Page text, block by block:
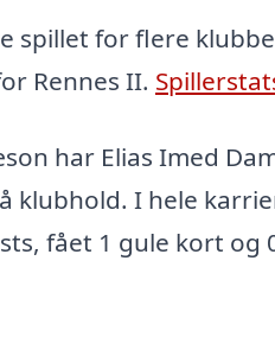
spillet for flere
Rennes II.
har Elias Imed
klubhold. I hele
fået 1 gule kort og